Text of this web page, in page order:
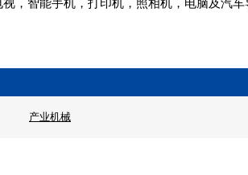
，智能手机，打印机，照相机，电脑及汽车
产业机械